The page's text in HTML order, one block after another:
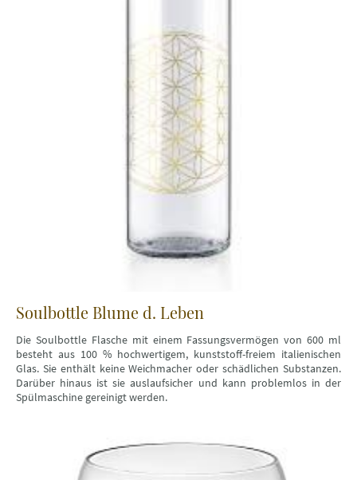
Soulbottle Blume d. Leben
Die Soulbottle Flasche mit einem Fassungsvermögen von 600 ml
besteht aus 100 % hochwertigem, kunststoff-freiem italienischen
Glas. Sie enthält keine Weichmacher oder schädlichen Substanzen.
Darüber hinaus ist sie auslaufsicher und kann problemlos in der
Spülmaschine gereinigt werden.